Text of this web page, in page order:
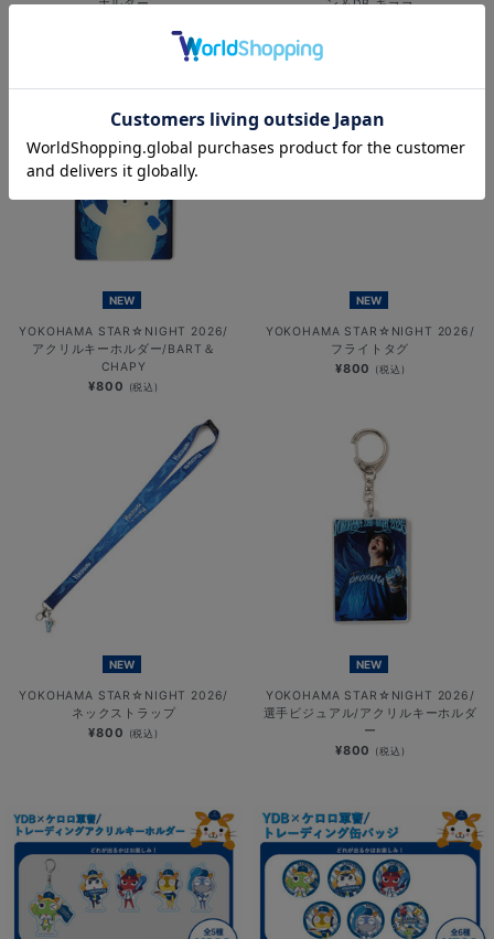
ホルダー ン＆DB.キララ
NEW
YOKOHAMA STAR☆NIGHT 2026/
アクリルキーホルダー/BART＆
CHAPY
¥800 (税込)
NEW
YOKOHAMA STAR☆NIGHT 2026/
フライトタグ
¥800 (税込)
NEW
YOKOHAMA STAR☆NIGHT 2026/
ネックストラップ
¥800 (税込)
NEW
YOKOHAMA STAR☆NIGHT 2026/
選手ビジュアル/アクリルキーホルダ
ー
¥800 (税込)